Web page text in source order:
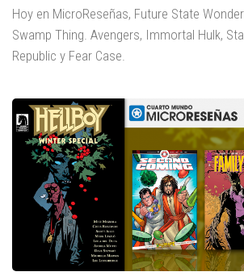
Hoy en MicroReseñas, Future State
Swamp Thing. Avengers, Immortal Hulk,
Republic y Fear Case.